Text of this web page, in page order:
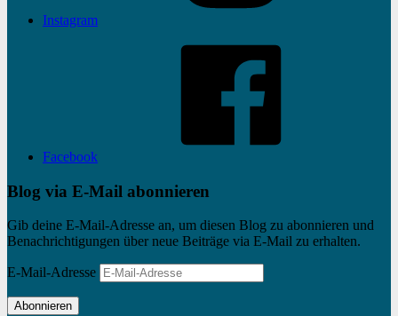
Instagram
Facebook
Blog via E-Mail abonnieren
Gib deine E-Mail-Adresse an, um diesen Blog zu abonnieren und
Benachrichtigungen über neue Beiträge via E-Mail zu erhalten.
E-Mail-Adresse
Abonnieren